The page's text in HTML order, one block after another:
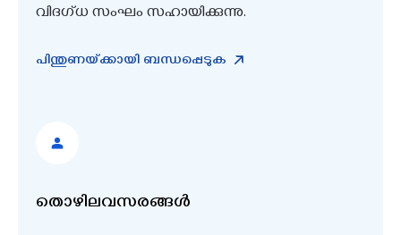
ശ്രീ. എമിൽ അലക്സ്‌
വിദഗ്ധ സംഘം സഹായിക്കുന്നു.
പിന്തുണയ്‌ക്കായി ബന്ധപ്പെടുക
തൊഴിലവസരങ്ങൾ